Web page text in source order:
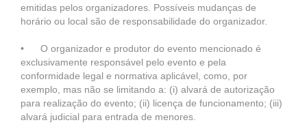
emitidas pelos organizadores. Possíveis mudanças de
horário ou local são de responsabilidade do organizador.
• O organizador e produtor do evento mencionado é
exclusivamente responsável pelo evento e pela
conformidade legal e normativa aplicável, como, por
exemplo, mas não se limitando a: (i) alvará de autorização
para realização do evento; (ii) licença de funcionamento; (iii)
alvará judicial para entrada de menores.